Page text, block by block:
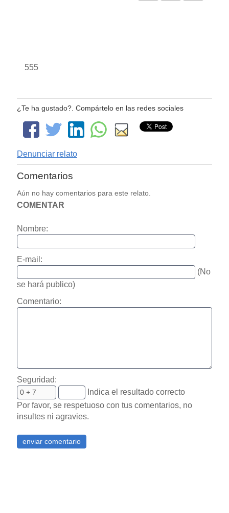
555
¿Te ha gustado?. Compártelo en las redes sociales
Denunciar relato
Comentarios
Aún no hay comentarios para este relato.
COMENTAR
Nombre:
E-mail:
(No
se hará publico)
Comentario:
Seguridad:
Indica el resultado correcto
Por favor, se respetuoso con tus comentarios, no
insultes ni agravies.